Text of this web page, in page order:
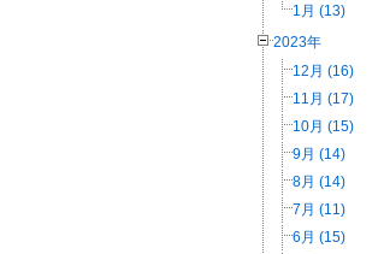
1月 (13)
2023年
12月 (16)
11月 (17)
10月 (15)
9月 (14)
8月 (14)
7月 (11)
6月 (15)